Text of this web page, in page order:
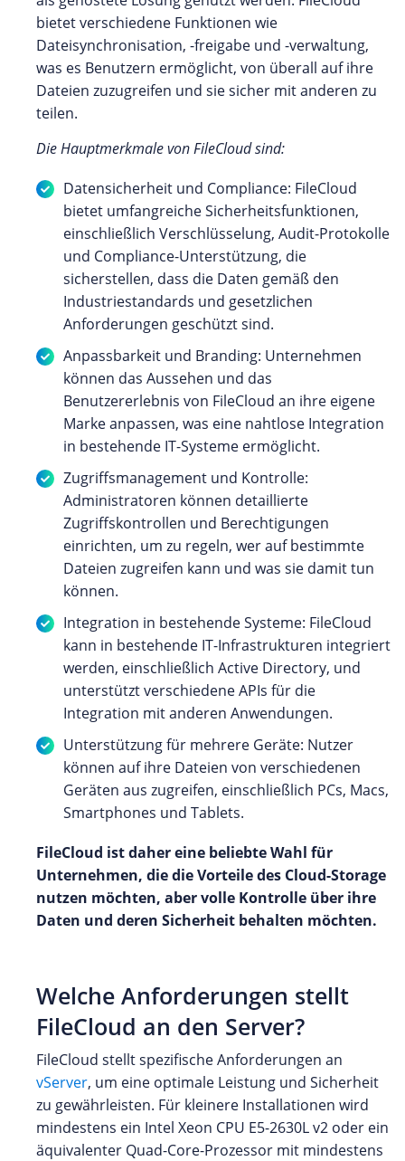
bietet verschiedene Funktionen wie
Dateisynchronisation, -freigabe und -verwaltung,
was es Benutzern ermöglicht, von überall auf ihre
Dateien zuzugreifen und sie sicher mit anderen zu
teilen.
Die Hauptmerkmale von FileCloud sind:
Datensicherheit und Compliance: FileCloud
bietet umfangreiche Sicherheitsfunktionen,
einschließlich Verschlüsselung, Audit-Protokolle
und Compliance-Unterstützung, die
sicherstellen, dass die Daten gemäß den
Industriestandards und gesetzlichen
Anforderungen geschützt sind.
Anpassbarkeit und Branding: Unternehmen
können das Aussehen und das
Benutzererlebnis von FileCloud an ihre eigene
Marke anpassen, was eine nahtlose Integration
in bestehende IT-Systeme ermöglicht.
Zugriffsmanagement und Kontrolle:
Administratoren können detaillierte
Zugriffskontrollen und Berechtigungen
einrichten, um zu regeln, wer auf bestimmte
Dateien zugreifen kann und was sie damit tun
können.
Integration in bestehende Systeme: FileCloud
kann in bestehende IT-Infrastrukturen integriert
werden, einschließlich Active Directory, und
unterstützt verschiedene APIs für die
Integration mit anderen Anwendungen.
Unterstützung für mehrere Geräte: Nutzer
können auf ihre Dateien von verschiedenen
Geräten aus zugreifen, einschließlich PCs, Macs,
Smartphones und Tablets.
FileCloud ist daher eine beliebte Wahl für
Unternehmen, die die Vorteile des Cloud-Storage
nutzen möchten, aber volle Kontrolle über ihre
Daten und deren Sicherheit behalten möchten.
Welche Anforderungen stellt
FileCloud an den Server?
FileCloud stellt spezifische Anforderungen an
vServer, um eine optimale Leistung und Sicherheit
zu gewährleisten. Für kleinere Installationen wird
mindestens ein Intel Xeon CPU E5-2630L v2 oder ein
äquivalenter Quad-Core-Prozessor mit mindestens